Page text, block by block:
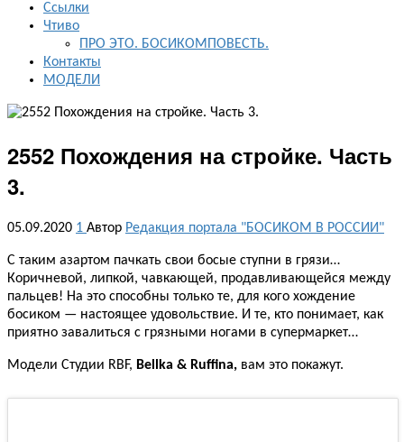
Ссылки
Чтиво
ПРО ЭТО. БОСИКОМПОВЕСТЬ.
Контакты
МОДЕЛИ
2552 Похождения на стройке. Часть
3.
05.09.2020 1 Автор Редакция портала "БОСИКОМ В РОССИИ"
С таким азартом пачкать свои босые ступни в грязи…
Коричневой, липкой, чавкающей, продавливающейся между
пальцев! На это способны только те, для кого хождение
босиком — настоящее удовольствие. И те, кто понимает, как
приятно завалиться с грязными ногами в супермаркет…
Модели Студии RBF, Bellka & Ruffina, вам это покажут.